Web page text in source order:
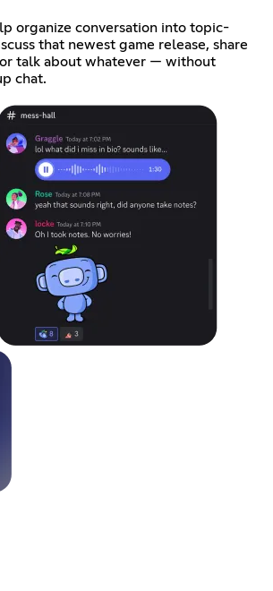
organize conversation into topic-
that newest game release, share
talk about whatever — without
chat.